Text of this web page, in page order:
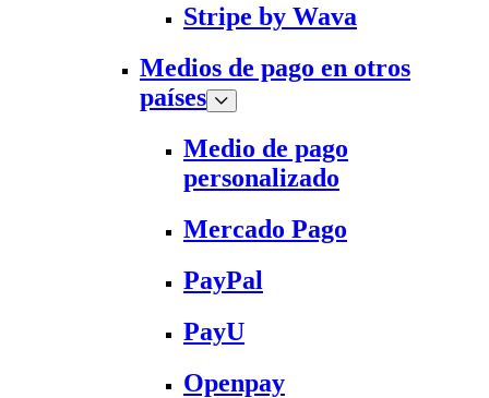
Stripe by Wava
Medios de pago en otros
países
Medio de pago
personalizado
Mercado Pago
PayPal
PayU
Openpay